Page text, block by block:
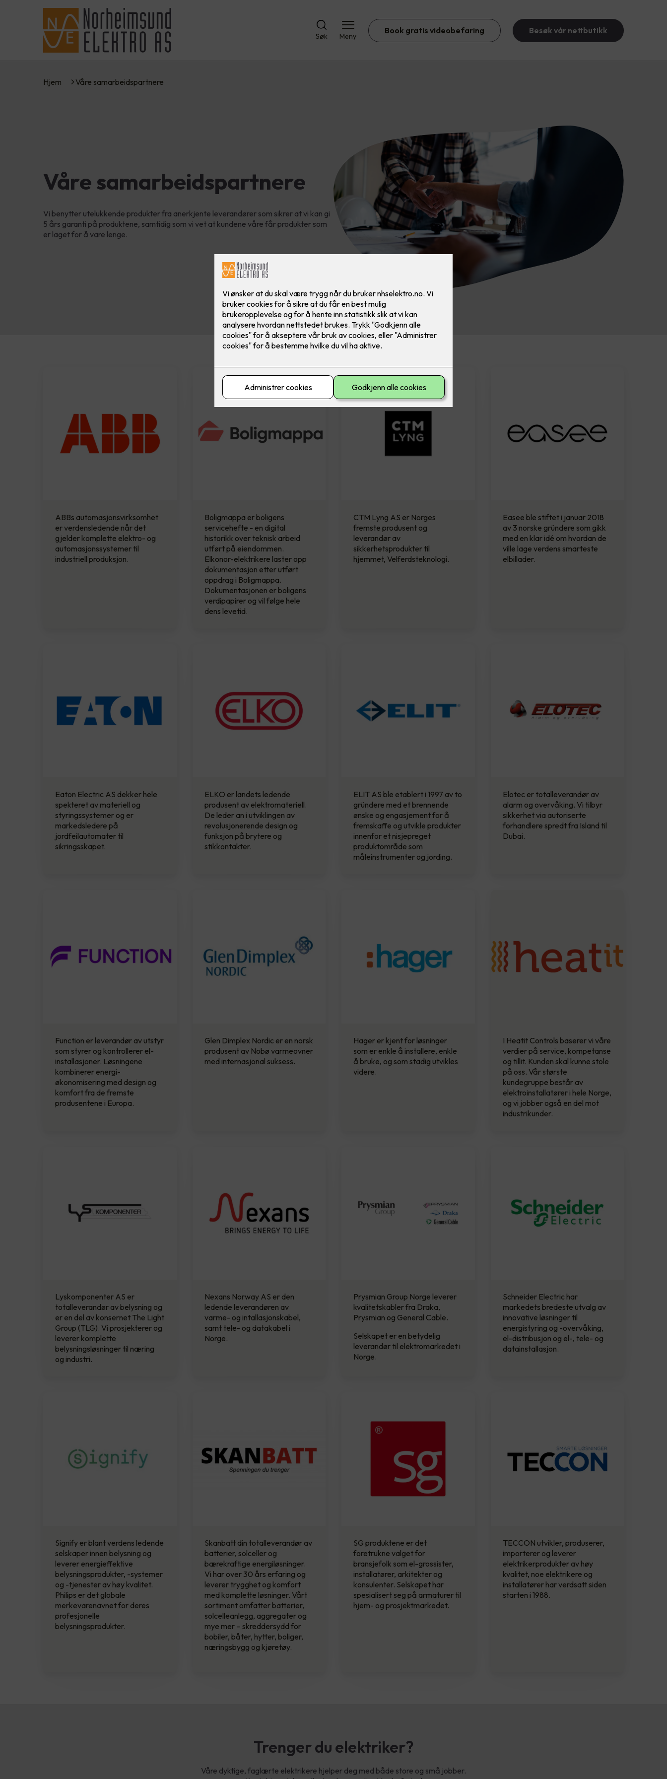
Søk Meny
Book gratis videobefaring Besøk vår nettbutikk
Hjem Våre samarbeidspartnere
Våre samarbeidspartnere
Vi benytter utelukkende produkter fra anerkjente leverandører som sikrer at vi kan gi
5 års garanti på produktene, samtidig som vi vet at kundene våre får produkter som
er laget for å vare lenge.
ABBs automasjonsvirksomhet
er verdensledende når det
gjelder komplette elektro- og
automasjonssystemer til
industriell produksjon.
Boligmappa er boligens
servicehefte - en digital
historikk over teknisk arbeid
utført på eiendommen.
Elkonor-elektrikere laster opp
dokumentasjon etter utført
oppdrag i Boligmappa.
Dokumentasjonen er boligens
verdipapirer og vil følge hele
dens levetid.
CTM Lyng AS er Norges
fremste produsent og
leverandør av
sikkerhetsprodukter til
hjemmet, Velferdsteknologi.
Easee ble stiftet i januar 2018
av 3 norske gründere som gikk
med en klar idé om hvordan de
ville lage verdens smarteste
elbillader.
Eaton Electric AS dekker hele
spekteret av materiell og
styringssystemer og er
markedsledere på
jordfeilautomater til
sikringsskapet.
ELKO er landets ledende
produsent av elektromateriell.
De leder an i utviklingen av
revolusjonerende design og
funksjon på brytere og
stikkontakter.
ELIT AS ble etablert i 1997 av to
gründere med et brennende
ønske og engasjement for å
fremskaffe og utvikle produkter
innenfor et nisjepreget
produktområde som
måleinstrumenter og jording.
Elotec er totalleverandør av
alarm og overvåking. Vi tilbyr
sikkerhet via autoriserte
forhandlere spredt fra Island til
Dubai.
Function er leverandør av utstyr
som styrer og kontrollerer el-
installasjoner. Løsningene
kombinerer energi­
økonomisering med design og
komfort fra de fremste
produsentene i Europa.
Glen Dimplex Nordic er en norsk
produsent av Nobø varmeovner
med internasjonal suksess.
Hager er kjent for løsninger
som er enkle å installere, enkle
å bruke, og som stadig utvikles
videre.
I Heatit Controls baserer vi våre
verdier på service, kompetanse
og tillit. Kunden skal kunne stole
på oss. Vår største
kundegruppe består av
elektroinstallatører i hele Norge,
og vi jobber også en del mot
industrikunder.
Lyskomponenter AS er
totalleverandør av belysning og
er en del av konsernet The Light
Group (TLG). Vi prosjekterer og
leverer komplette
belysningsløsninger til næring
og industri.
Nexans Norway AS er den
ledende leverandøren av
varme- og intallasjonskabel,
samt tele- og datakabel i
Norge.
Prysmian Group Norge leverer
kvalitetskabler fra Draka,
Prysmian og General Cable.
Selskapet er en betydelig
leverandør til elektromarkedet i
Norge.
Schneider Electric har
markedets bredeste utvalg av
innovative løsninger til
energistyring og -overvåking,
el-distribusjon og el-, tele- og
datainstallasjon.
Signify er blant verdens ledende
selskaper innen belysning og
leverer energieffektive
belysningsprodukter, -systemer
og -tjenester av høy kvalitet.
Philips er det globale
merkevarenavnet for deres
profesjonelle
belysningsprodukter.
Skanbatt din totalleverandør av
batterier, solceller og
bærekraftige energiløsninger.
Vi har over 30 års erfaring og
leverer trygghet og komfort
med komplette løsninger. Vårt
sortiment omfatter batterier,
solcelleanlegg, aggregater og
mye mer – skreddersydd for
bobiler, båter, hytter, boliger,
næringsbygg og kjøretøy.
SG produktene er det
foretrukne valget for
bransjefolk som el-grossister,
installatører, arkitekter og
konsulenter. Selskapet har
spesialisert seg på armaturer til
hjem- og prosjektmarkedet.
TECCON utvikler, produserer,
importerer og leverer
elektrikerprodukter av høy
kvalitet, noe elektrikere og
installatører har verdsatt siden
starten i 1988.
Trenger du elektriker?
Våre dyktige, faglærte elektrikere hjelper deg med både store og små jobber.